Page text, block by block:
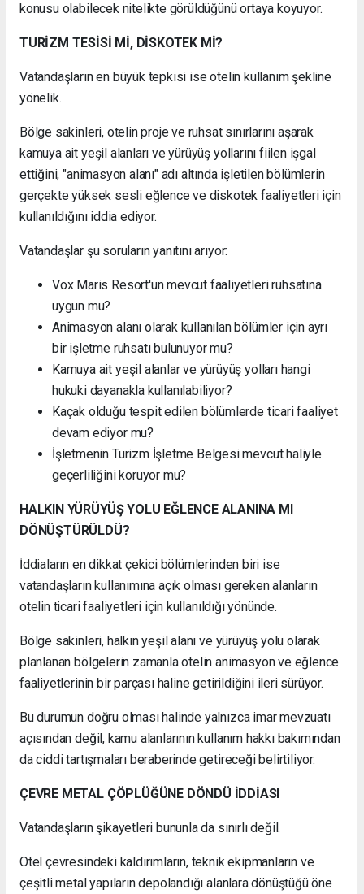
konusu olabilecek nitelikte görüldüğünü ortaya koyuyor.
TURİZM TESİSİ Mİ, DİSKOTEK Mİ?
Vatandaşların en büyük tepkisi ise otelin kullanım şekline
yönelik.
Bölge sakinleri, otelin proje ve ruhsat sınırlarını aşarak
kamuya ait yeşil alanları ve yürüyüş yollarını fiilen işgal
ettiğini, "animasyon alanı" adı altında işletilen bölümlerin
gerçekte yüksek sesli eğlence ve diskotek faaliyetleri için
kullanıldığını iddia ediyor.
Vatandaşlar şu soruların yanıtını arıyor:
Vox Maris Resort'un mevcut faaliyetleri ruhsatına
uygun mu?
Animasyon alanı olarak kullanılan bölümler için ayrı
bir işletme ruhsatı bulunuyor mu?
Kamuya ait yeşil alanlar ve yürüyüş yolları hangi
hukuki dayanakla kullanılabiliyor?
Kaçak olduğu tespit edilen bölümlerde ticari faaliyet
devam ediyor mu?
İşletmenin Turizm İşletme Belgesi mevcut haliyle
geçerliliğini koruyor mu?
HALKIN YÜRÜYÜŞ YOLU EĞLENCE ALANINA MI
DÖNÜŞTÜRÜLDÜ?
İddiaların en dikkat çekici bölümlerinden biri ise
vatandaşların kullanımına açık olması gereken alanların
otelin ticari faaliyetleri için kullanıldığı yönünde.
Bölge sakinleri, halkın yeşil alanı ve yürüyüş yolu olarak
planlanan bölgelerin zamanla otelin animasyon ve eğlence
faaliyetlerinin bir parçası haline getirildiğini ileri sürüyor.
Bu durumun doğru olması halinde yalnızca imar mevzuatı
açısından değil, kamu alanlarının kullanım hakkı bakımından
da ciddi tartışmaları beraberinde getireceği belirtiliyor.
ÇEVRE METAL ÇÖPLÜĞÜNE DÖNDÜ İDDİASI
Vatandaşların şikayetleri bununla da sınırlı değil.
Otel çevresindeki kaldırımların, teknik ekipmanların ve
çeşitli metal yapıların depolandığı alanlara dönüştüğü öne